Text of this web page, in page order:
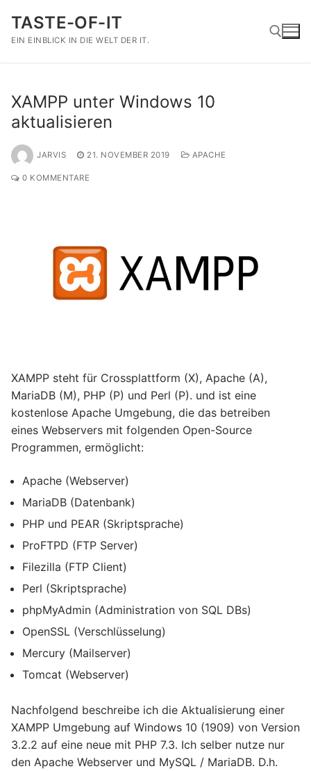
Inhalt
springen
TASTE-OF-IT
EIN EINBLICK IN DIE WELT DER IT.
XAMPP unter Windows 10
aktualisieren
JARVIS 21. NOVEMBER 2019 APACHE
0 KOMMENTARE
XAMPP steht für Crossplattform (X), Apache (A),
MariaDB (M), PHP (P) und Perl (P). und ist eine
kostenlose Apache Umgebung, die das betreiben
eines Webservers mit folgenden Open-Source
Programmen, ermöglicht:
Apache (Webserver)
MariaDB (Datenbank)
PHP und PEAR (Skriptsprache)
ProFTPD (FTP Server)
Filezilla (FTP Client)
Perl (Skriptsprache)
phpMyAdmin (Administration von SQL DBs)
OpenSSL (Verschlüsselung)
Mercury (Mailserver)
Tomcat (Webserver)
Nachfolgend beschreibe ich die Aktualisierung einer
XAMPP Umgebung auf Windows 10 (1909) von Version
3.2.2 auf eine neue mit PHP 7.3. Ich selber nutze nur
den Apache Webserver und MySQL / MariaDB. D.h.